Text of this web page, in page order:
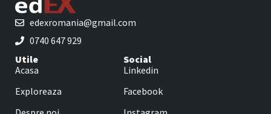
edexromania@gmail.com
0740 647 929
Utile
Acasa
Exploreaza
Social
Linkedin
Facebook